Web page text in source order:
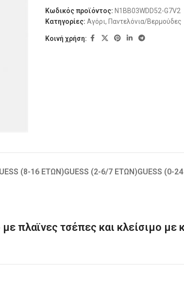
Κωδικός προϊόντος: N1BB03WDD52-G7V2
Κατηγορίες: Αγόρι, Παντελόνια/Βερμούδες
Κοινή χρήση:
(8-16 ΕΤΏΝ)GUESS (2-6/7 ΕΤΏΝ)GUESS (0-
πλαϊνες τσέπες και κλείσιμο με